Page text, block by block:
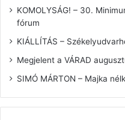
KOMOLYSÁG! – 30.
fórum
KIÁLLÍTÁS –
Megjelent a VÁRAD
SIMÓ MÁRTON – Majka